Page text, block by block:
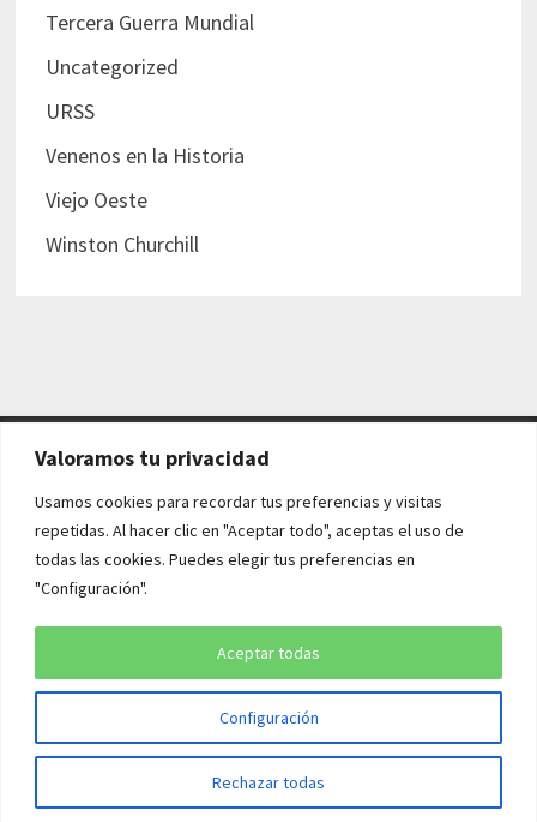
Valoramos tu privacidad
Usamos cookies para recordar tus preferencias y visitas
repetidas. Al hacer clic en "Aceptar todo", aceptas el uso de
todas las cookies. Puedes elegir tus preferencias en
"Configuración".
Configuración
Rechazar todas
Aceptar todas
Tercera Guerra Mundial
Uncategorized
URSS
Venenos en la Historia
Viejo Oeste
Winston Churchill
AVISO LEGAL Y POLÍTICAS
Aviso legal
Política de cookies
Copyright © 2026¡QUÉ HISTORIA!. Funciona conWordPressy